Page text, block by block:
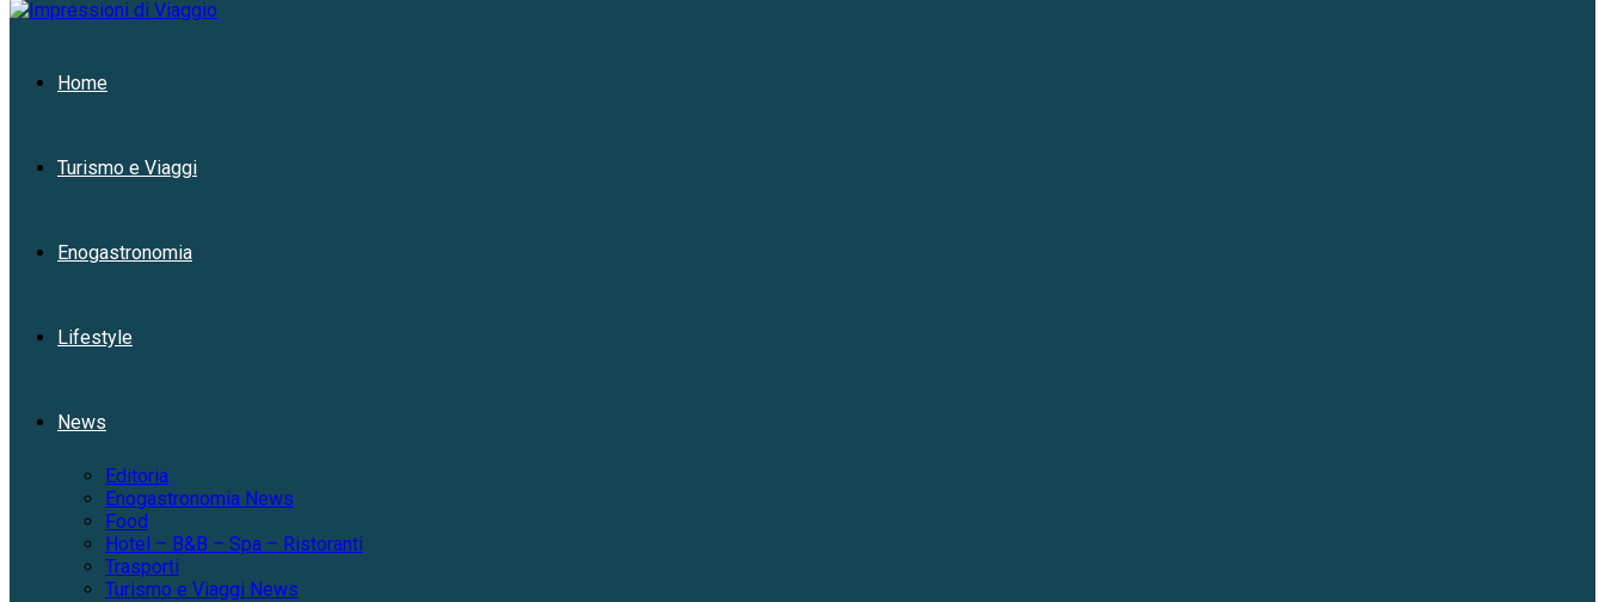
Home
Turismo e Viaggi
Enogastronomia
Lifestyle
News
Editoria
Enogastronomia News
Food
Hotel – B&B – Spa – Ristoranti
Trasporti
Turismo e Viaggi News